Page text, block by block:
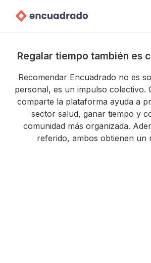
Regalar tiempo también es
Recomendar Encuadrado no es
personal, es un impulso colectivo.
comparte la plataforma ayuda a
sector salud, ganar tiempo y
comunidad más organizada.
referido, ambos obtienen un